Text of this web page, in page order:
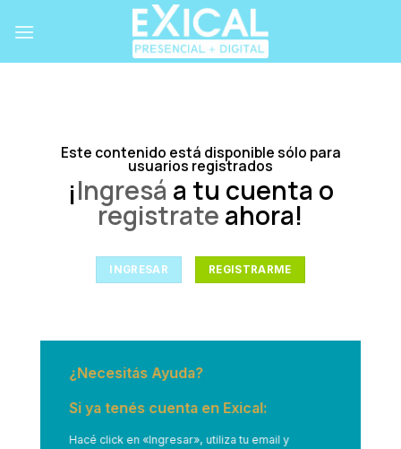
Este contenido está disponible sólo para
usuarios registrados
¡Ingresá a tu cuenta o
registrate ahora!
INGRESAR REGISTRARME
¿Necesitás Ayuda?
Si ya tenés cuenta en Exical:
Hacé click en «Ingresar», utiliza tu email y